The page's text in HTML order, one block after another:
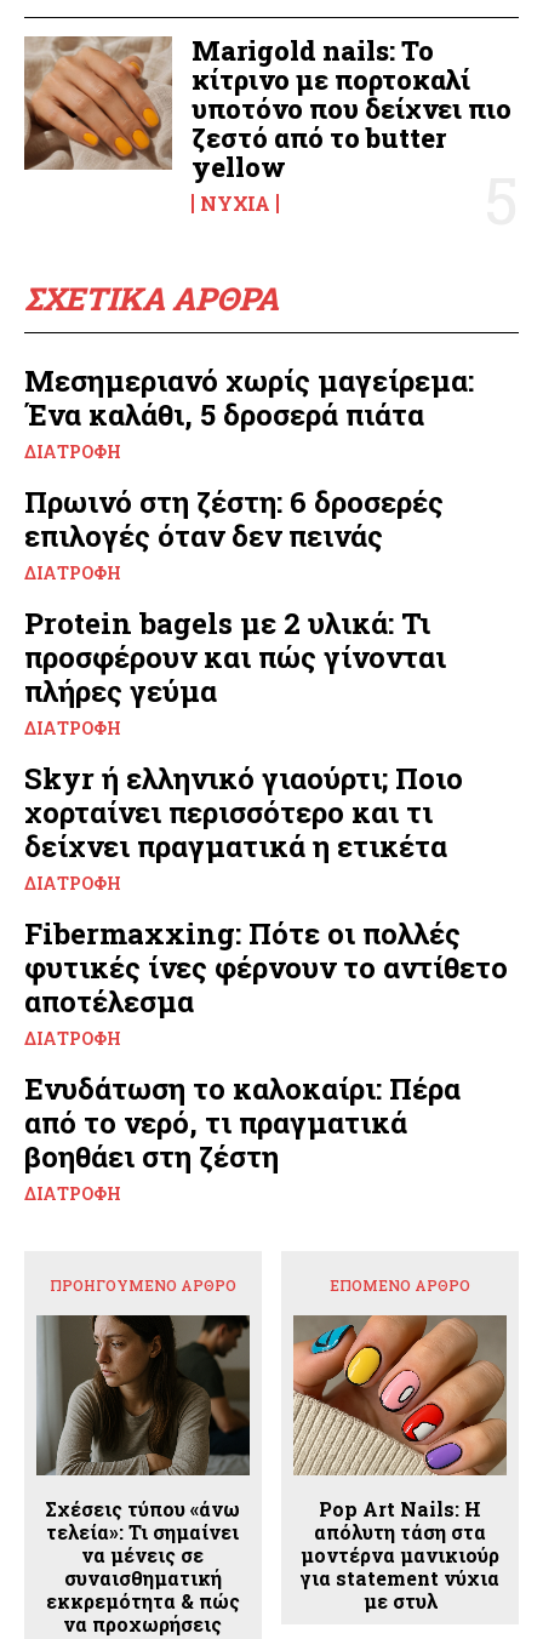
Marigold nails: Το
κίτρινο με πορτοκαλί
υποτόνο που δείχνει πιο
ζεστό από το butter
yellow
ΝΎΧΙΑ
ΣΧΕΤΙΚΑ ΑΡΘΡΑ
Μεσημεριανό χωρίς μαγείρεμα:
Ένα καλάθι, 5 δροσερά πιάτα
ΔΙΑΤΡΟΦΉ
Πρωινό στη ζέστη: 6 δροσερές
επιλογές όταν δεν πεινάς
ΔΙΑΤΡΟΦΉ
Protein bagels με 2 υλικά: Τι
προσφέρουν και πώς γίνονται
πλήρες γεύμα
ΔΙΑΤΡΟΦΉ
Skyr ή ελληνικό γιαούρτι; Ποιο
χορταίνει περισσότερο και τι
δείχνει πραγματικά η ετικέτα
ΔΙΑΤΡΟΦΉ
Fibermaxxing: Πότε οι πολλές
φυτικές ίνες φέρνουν το αντίθετο
αποτέλεσμα
ΔΙΑΤΡΟΦΉ
Ενυδάτωση το καλοκαίρι: Πέρα
από το νερό, τι πραγματικά
βοηθάει στη ζέστη
ΔΙΑΤΡΟΦΉ
ΠΡΟΗΓΟΎΜΕΝΟ ΆΡΘΡΟ
Σχέσεις τύπου «άνω
τελεία»: Τι σημαίνει
να μένεις σε
συναισθηματική
εκκρεμότητα & πώς
να προχωρήσεις
ΕΠΌΜΕΝΟ ΆΡΘΡΟ
Pop Art Nails: Η
απόλυτη τάση στα
μοντέρνα μανικιούρ
για statement νύχια
με στυλ